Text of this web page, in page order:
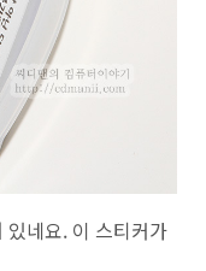
있네요. 이 스티커가